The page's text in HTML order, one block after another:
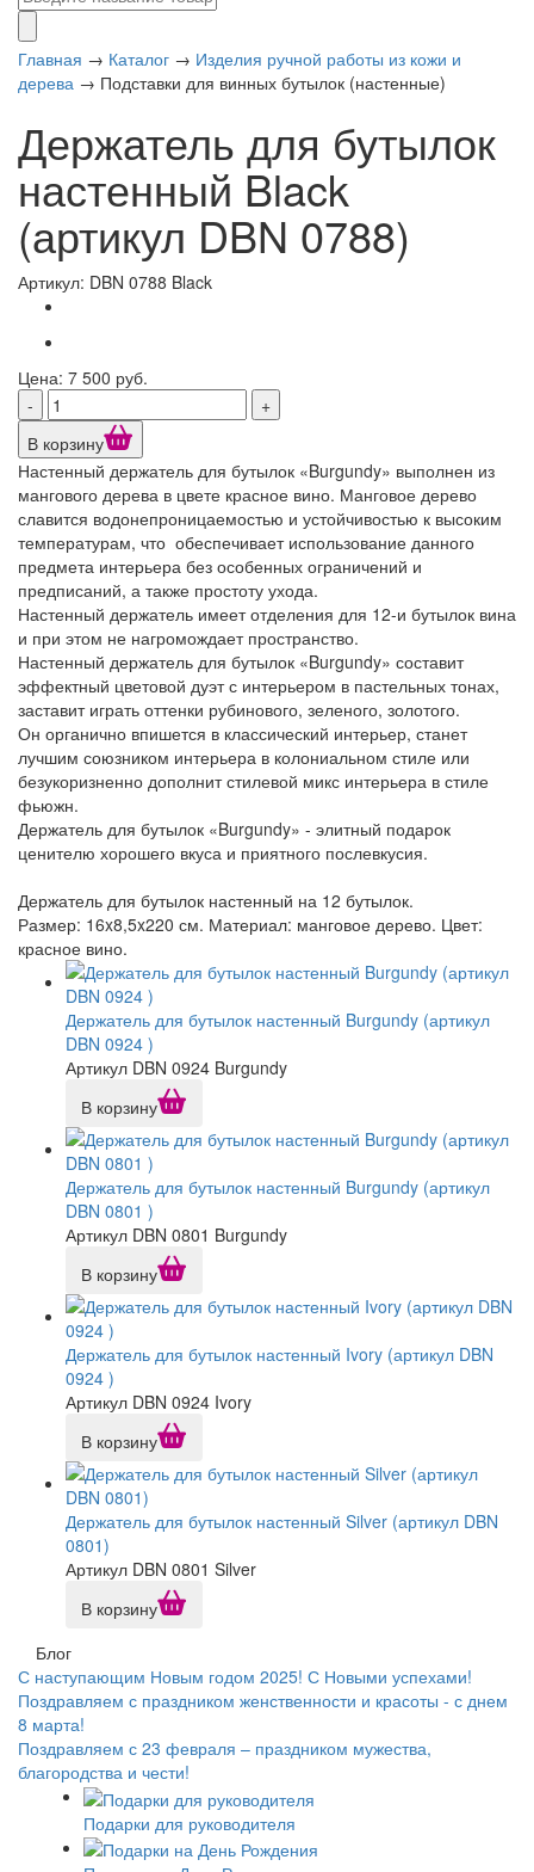
Главная → Каталог → Изделия ручной работы из кожи и
дерева → Подставки для винных бутылок (настенные)
Держатель для бутылок
настенный Black
(артикул DBN 0788)
Артикул: DBN 0788 Black
Цена: 7 500 руб.
-
+
В корзину
Настенный держатель для бутылок «Burgundy» выполнен из
мангового дерева в цвете красное вино. Манговое дерево
славится водонепроницаемостью и устойчивостью к высоким
температурам, что обеспечивает использование данного
предмета интерьера без особенных ограничений и
предписаний, а также простоту ухода.
Настенный держатель имеет отделения для 12-и бутылок вина
и при этом не нагромождает пространство.
Настенный держатель для бутылок «Burgundy» составит
эффектный цветовой дуэт с интерьером в пастельных тонах,
заставит играть оттенки рубинового, зеленого, золотого.
Он органично впишется в классический интерьер, станет
лучшим союзником интерьера в колониальном стиле или
безукоризненно дополнит стилевой микс интерьера в стиле
фьюжн.
Держатель для бутылок «Burgundy» - элитный подарок
ценителю хорошего вкуса и приятного послевкусия.
Держатель для бутылок настенный на 12 бутылок.
Размер: 16x8,5x220 см. Материал: манговое дерево. Цвет:
красное вино.
Держатель для бутылок настенный Burgundy (артикул
DBN 0924 )
Артикул DBN 0924 Burgundy
В корзину
Держатель для бутылок настенный Burgundy (артикул
DBN 0801 )
Артикул DBN 0801 Burgundy
В корзину
Держатель для бутылок настенный Ivory (артикул DBN
0924 )
Артикул DBN 0924 Ivory
В корзину
Держатель для бутылок настенный Silver (артикул DBN
0801)
Артикул DBN 0801 Silver
В корзину
Блог
С наступающим Новым годом 2025! С Новыми успехами!
Поздравляем с праздником женственности и красоты - с днем
8 марта!
Поздравляем с 23 февраля – праздником мужества,
благородства и чести!
Подарки для руководителя